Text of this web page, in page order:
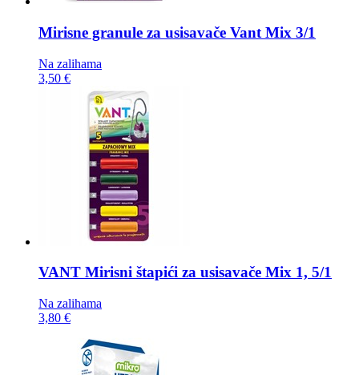
Mirisne granule za usisavače Vant Mix 3/1
Na zalihama
3,50 €
VANT Mirisni štapići za usisavače Mix 1, 5/1
Na zalihama
3,80 €